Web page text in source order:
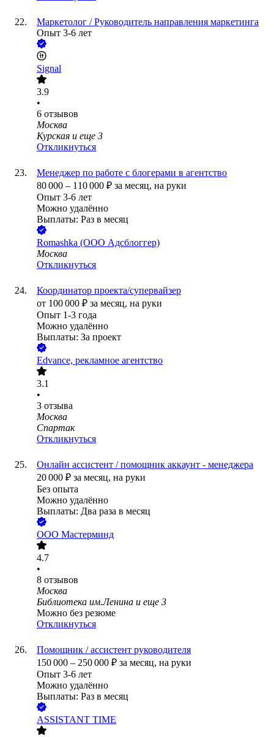
Маркетолог / Руководитель направления маркетинга
Опыт 3-6 лет
Signal
3.9
•
6 отзывов
Москва
Курская и еще 3
Откликнуться
Менеджер по работе с блогерами в агентство
80 000 – 110 000 ₽ за месяц, на руки
Опыт 3-6 лет
Можно удалённо
Выплаты: Раз в месяц
Romashka (ООО Адсблоггер)
Москва
Откликнуться
Координатор проекта/супервайзер
от 100 000 ₽ за месяц, на руки
Опыт 1-3 года
Можно удалённо
Выплаты: За проект
Edvance, рекламное агентство
3.1
•
3 отзыва
Москва
Спартак
Откликнуться
Онлайн ассистент / помощник аккаунт - менеджера
20 000 ₽ за месяц, на руки
Без опыта
Можно удалённо
Выплаты: Два раза в месяц
ООО Мастерминд
4.7
•
8 отзывов
Москва
Библиотека им.Ленина и еще 3
Можно без резюме
Откликнуться
Помощник / ассистент руководителя
150 000 – 250 000 ₽ за месяц, на руки
Опыт 3-6 лет
Можно удалённо
Выплаты: Раз в месяц
ASSISTANT TIME